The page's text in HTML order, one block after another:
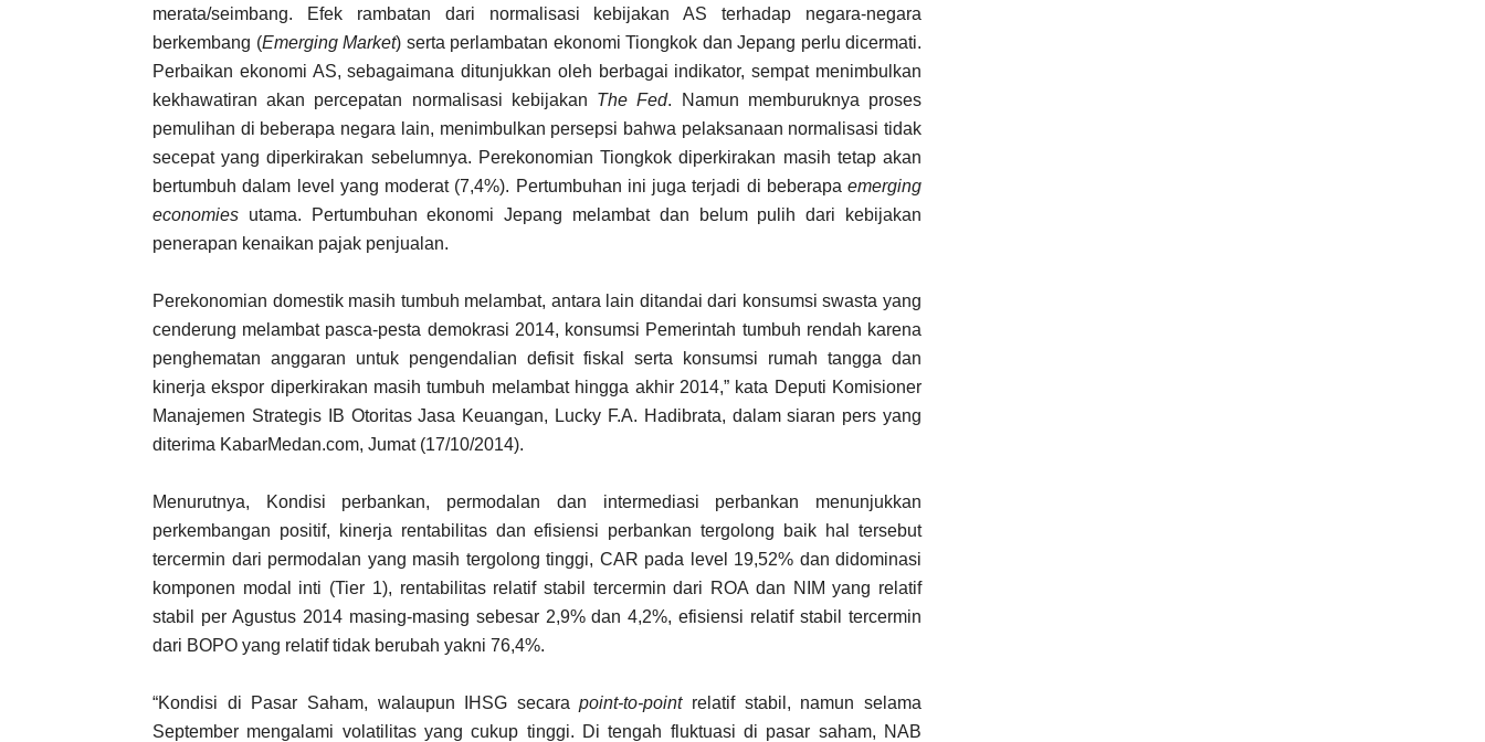
merata/seimbang. Efek rambatan dari normalisasi kebijakan AS terhadap negara-negara
berkembang (Emerging Market) serta perlambatan ekonomi Tiongkok dan Jepang perlu dicermati.
Perbaikan ekonomi AS, sebagaimana ditunjukkan oleh berbagai indikator, sempat menimbulkan
kekhawatiran akan percepatan normalisasi kebijakan The Fed. Namun memburuknya proses
pemulihan di beberapa negara lain, menimbulkan persepsi bahwa pelaksanaan normalisasi tidak
secepat yang diperkirakan sebelumnya. Perekonomian Tiongkok diperkirakan masih tetap akan
bertumbuh dalam level yang moderat (7,4%). Pertumbuhan ini juga terjadi di beberapa emerging
economies utama. Pertumbuhan ekonomi Jepang melambat dan belum pulih dari kebijakan
penerapan kenaikan pajak penjualan.
Perekonomian domestik masih tumbuh melambat, antara lain ditandai dari konsumsi swasta yang
cenderung melambat pasca-pesta demokrasi 2014, konsumsi Pemerintah tumbuh rendah karena
penghematan anggaran untuk pengendalian defisit fiskal serta konsumsi rumah tangga dan
kinerja ekspor diperkirakan masih tumbuh melambat hingga akhir 2014,” kata Deputi Komisioner
Manajemen Strategis IB Otoritas Jasa Keuangan, Lucky F.A. Hadibrata, dalam siaran pers yang
diterima KabarMedan.com, Jumat (17/10/2014).
Menurutnya, Kondisi perbankan, permodalan dan intermediasi perbankan menunjukkan
perkembangan positif, kinerja rentabilitas dan efisiensi perbankan tergolong baik hal tersebut
tercermin dari permodalan yang masih tergolong tinggi, CAR pada level 19,52% dan didominasi
komponen modal inti (Tier 1), rentabilitas relatif stabil tercermin dari ROA dan NIM yang relatif
stabil per Agustus 2014 masing-masing sebesar 2,9% dan 4,2%, efisiensi relatif stabil tercermin
dari BOPO yang relatif tidak berubah yakni 76,4%.
“Kondisi di Pasar Saham, walaupun IHSG secarapoint-to-pointrelatif stabil, namun selama
September mengalami volatilitas yang cukup tinggi. Di tengah fluktuasi di pasar saham, NAB